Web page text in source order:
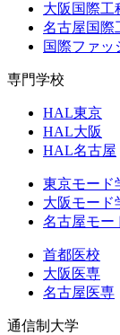
大阪国際工
名古屋国際
国際ファッ
専門学校
HAL東京
HAL大阪
HAL名古屋
東京モード
大阪モード
名古屋モー
首都医校
大阪医専
名古屋医専
通信制大学